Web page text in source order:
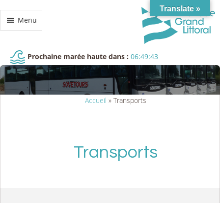
Menu
Prochaine marée haute dans : 06:49:43
Accueil » Transports
Transports
Translate »